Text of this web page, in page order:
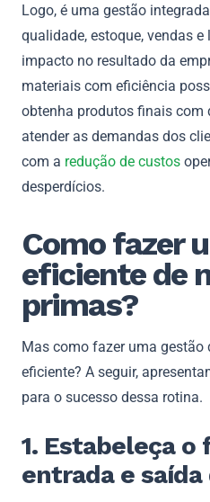
Logo, é uma gestão
qualidade, estoque, vendas
impacto no resultado da
materiais com eficiência
obtenha produtos finais com
atender as demandas dos
com a redução de custos
desperdícios.
Como fazer
eficiente de
primas?
Mas como fazer uma gestão
eficiente? A seguir,
para o sucesso dessa rotina.
1. Estabeleça o
entrada e